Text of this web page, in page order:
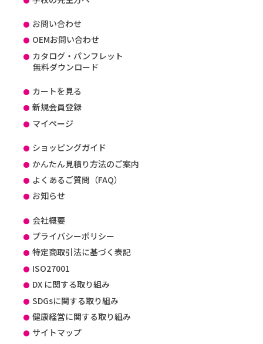
お問い合わせ
OEMお問い合わせ
カタログ・パンフレット
無料ダウンロード
カートを見る
新規会員登録
マイページ
ショッピングガイド
かんたん見積り方法のご案内
よくあるご質問（FAQ）
お知らせ
会社概要
プライバシーポリシー
特定商取引法に基づく表記
ISO27001
DX に関する取り組み
SDGsに関する取り組み
健康経営に関する取り組み
サイトマップ